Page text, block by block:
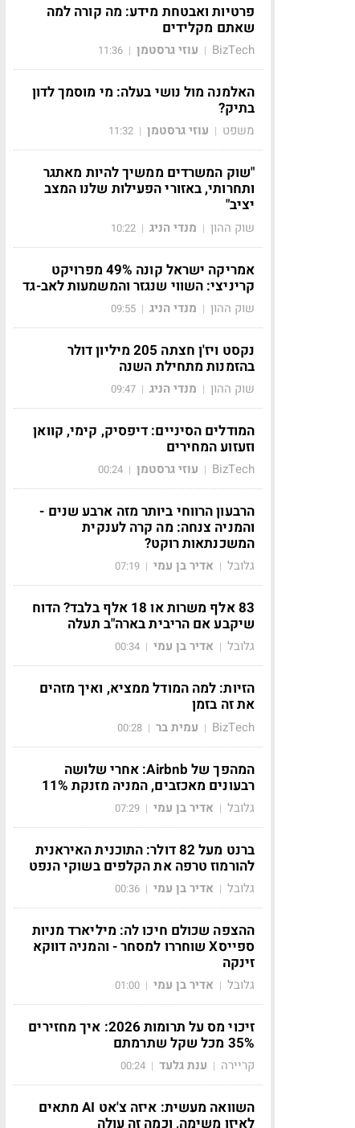
פרטיות ואבטחת מידע: מה קורה למה
שאתם מקלידים
BizTech
| עוזי גרסטמן |
11:36
האלמנה מול נושי בעלה: מי מוסמך לדון
בתיק?
משפט | עוזי גרסטמן |
11:32
"שוק המשרדים ממשיך להיות מאתגר
ותחרותי, באזורי הפעילות שלנו המצב
יציב"
שוק ההון | מנדי הניג |
10:22
אמריקה ישראל קונה 49% מפרויקט
קריניצי: השווי שנגזר והמשמעות לאב-גד
שוק ההון | מנדי הניג |
09:55
נקסט ויז'ן חצתה 205 מיליון דולר
בהזמנות מתחילת השנה
שוק ההון | מנדי הניג |
09:47
המודלים הסיניים: דיפסיק, קימי, קוואן
וזעזוע המחירים
BizTech
| עוזי גרסטמן |
00:24
הרבעון הרווחי ביותר מזה ארבע שנים -
והמניה צנחה: מה קרה לענקית
המשכנתאות רוקט?
גלובל | אדיר בן עמי |
07:19
83 אלף משרות או 18 אלף בלבד? הדוח
שיקבע אם הריבית בארה"ב תעלה
גלובל | אדיר בן עמי |
00:34
הזיות: למה המודל ממציא, ואיך מזהים
את זה בזמן
BizTech
| עמית בר |
00:28
המהפך של Airbnb: אחרי שלושה
רבעונים מאכזבים, המניה מזנקת 11%
גלובל | אדיר בן עמי |
07:29
ברנט מעל 82 דולר: התוכנית האיראנית
להורמוז טרפה את הקלפים בשוקי הנפט
גלובל | אדיר בן עמי |
00:36
ההצפה שכולם חיכו לה: מיליארד מניות
ספייסX שוחררו למסחר - והמניה דווקא
זינקה
גלובל | אדיר בן עמי |
01:00
זיכוי מס על תרומות 2026: איך מחזירים
35% מכל שקל שתרמתם
קריירה | ענת גלעד |
00:24
השוואה מעשית: איזה צ'אט AI מתאים
לאיזו משימה, וכמה זה עולה